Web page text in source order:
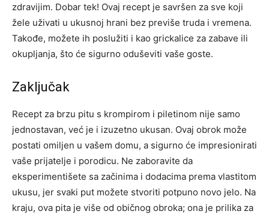
zdravijim. Dobar tek! Ovaj recept je savršen za sve koji
žele uživati u ukusnoj hrani bez previše truda i vremena.
Takođe, možete ih poslužiti i kao grickalice za zabave ili
okupljanja, što će sigurno oduševiti vaše goste.
Zaključak
Recept za brzu pitu s krompirom i piletinom nije samo
jednostavan, već je i izuzetno ukusan. Ovaj obrok može
postati omiljen u vašem domu, a sigurno će impresionirati
vaše prijatelje i porodicu. Ne zaboravite da
eksperimentišete sa začinima i dodacima prema vlastitom
ukusu, jer svaki put možete stvoriti potpuno novo jelo. Na
kraju, ova pita je više od običnog obroka; ona je prilika za